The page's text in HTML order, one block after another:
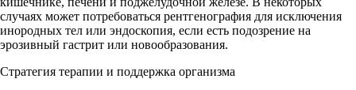
случаях может потребоваться рентгенография для исключения
инородных тел или эндоскопия, если есть подозрение на
эрозивный гастрит или новообразования.
Стратегия терапии и поддержка организма